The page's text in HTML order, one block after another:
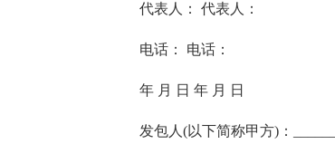
代表人： 代表人：
电话： 电话：
年 月 日 年 月 日
发包人(以下简称甲方)：